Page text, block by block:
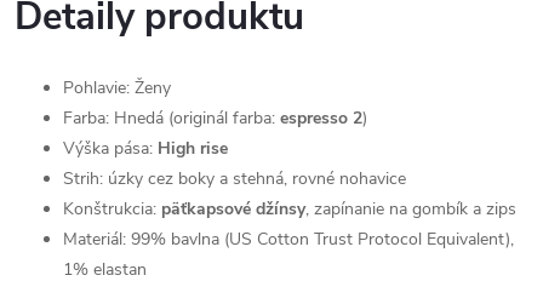
Detaily produktu
Pohlavie: Ženy
Farba: Hnedá (originál farba: espresso 2)
Výška pása: High rise
Strih: úzky cez boky a stehná, rovné nohavice
Konštrukcia: päťkapsové džínsy, zapínanie na gombík a zips
Materiál: 99% bavlna (US Cotton Trust Protocol Equivalent),
1% elastan